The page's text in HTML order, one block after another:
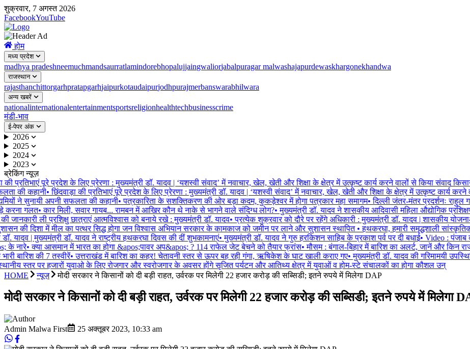
शुक्रवार, 7 अगस्त 2026
FacebookYouTube
होम
मध्य प्रदेश
madhya pradeshneemuchmandsaurratlamindorebhopalujjaingwaliorjabalpuragar malwashajapurdewaskhargonekhandwa
राजस्थान
rajasthanchittorgarhpratapgarhjaipurkotaudaipurjodhpurajmerbanswarabhilwara
अन्य खबरें
nationalinternationalentertainmentsportsreligionhealthtechbusinesscrime
मंडी-भाव
ई-पेपर अंक
2026
2025
2024
2023
ब्रेकिंग न्यूज़
की प्रतिभाएं पूरे प्रदेश के लिए प्रेरणा : मुख्यमंत्री डॉ. यादव | ‘यशस्वी संवाद’ में नवाचार, खेल, खेती और शिक्षा के क्षेत्र में उत्कृष्ट कार्य करने वालों से किया संवाद
की कहानी•छिंदवाड़ा की प्रतिभाएं पूरे प्रदेश के लिए प्रेरणा : मुख्यमंत्री डॉ. यादव | ‘यशस्वी संवाद’ में नवाचार, खेल, खेती और शिक्षा के क्षेत्र में उत्कृष्ट कार्य करने
ने सुनायी अपनी सफलता की कहानी•पत्रकारिता के सशक्तिकरण की ओर बड़ा कदम, कुकड़ेश्वर में होगा पत्रकार महा समागम•दिल्ली जंतर-मंतर प्रदर्शनः राहुल
गलत•कार मिली, सवार गायब... रामबन में आखिर कौन थे नाके से भागने वाले संदिग्ध लोग?•मुख्यमंत्री डॉ. यादव ने शासकीय आदिवासी महिला औद्योगिक
जानकारी ली प्रशिक्षु छात्राएं आत्मविश्वास को बनाये रखे : मुख्यमंत्री डॉ. यादव•प्रत्येक शुक्रवार को दौरे पर रहेंगे अधिकारी : मुख्यमंत्री डॉ. यादव | शासकीय
की दिशा में मील का पत्थर सिद्ध होगा जन विश्वास अभियान सरकार के कामकाज को जमीन पर लाने और सुशासन स्थापित•हथकरघा, हमारी समृद्धशाली
यादव | मुख्यमंत्री डॉ. यादव ने राष्ट्रीय हथकरघा दिवस की दीं शुभकामनाएं•मुख्यमंत्री डॉ. यादव ने गुरु हरकिशन साहिब के प्रकाश पर्व पर दी बधाई•Video : पंजाब
के नारे•क्या आसमान में भारत का होगा &apos;पावर अप&apos; ? 114 राफेल जेट बेचने को तैयार फ्रांस•मौसम : बंगाल-बिहार में बारिश का अलर्ट, जानें और किन
बारिश की 7 तस्वीरें•उत्तराखंड में बारिश का कहर! चेतावनी स्तर से ऊपर बह रही गंगा, ऋषिकेश के घाट खाली कराए गए•मुख्यमंत्री डॉ. यादव की गरिमामयी
स्तर पर हजारों युवाओ के लिए रोजगार और स्वरोजगार के अवसर होंगे सृजित पर्यटन और आतिथ्य क्षेत्र में युवाओं व होम-स्टे संचालकों का होगा कौशल उन्
HOME
न्यूज़ मोदी सरकार ने किसानों को दी बड़ी राहत, उर्वरक पर मिलेगी 22 हजार करोड़ की सब्सिडी; इतने रुपये में मिलेगा DAP
मोदी सरकार ने किसानों को दी बड़ी राहत, उर्वरक पर मिलेगी 22 हजार करोड़ की सब्सिडी; इतने रुपये में मिलेगा
Admin Malwa First 25 अक्तूबर 2023, 10:33 am